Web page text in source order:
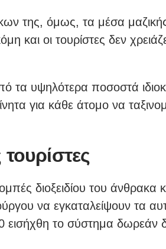
της, όμως, τα μέσα
και οι τουρίστες δεν
τα υψηλότερα ποσοστά
για κάθε άτομο να
διοξειδίου του άνθρακα
να εγκαταλείψουν τα
εισήχθη το σύστημα δωρεάν